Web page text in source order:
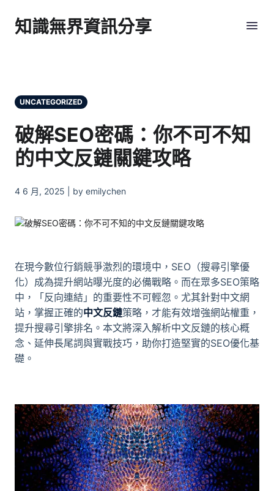
知識無界資訊分享
UNCATEGORIZED
破解SEO密碼：你不可不知
的中文反鏈關鍵攻略
4 6 月, 2025 | by emilychen
在現今數位行銷競爭激烈的環境中，SEO（搜尋引擎優
化）成為提升網站曝光度的必備戰略。而在眾多SEO策略
中，「反向連結」的重要性不可輕忽。尤其針對中文網
站，掌握正確的中文反鏈策略，才能有效增強網站權重，
提升搜尋引擎排名。本文將深入解析中文反鏈的核心概
念、延伸長尾詞與實戰技巧，助你打造堅實的SEO優化基
礎。